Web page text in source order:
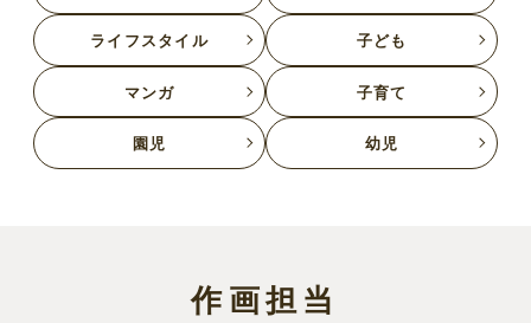
ライフスタイル 子ども
マンガ 子育て
園児 幼児
作画担当